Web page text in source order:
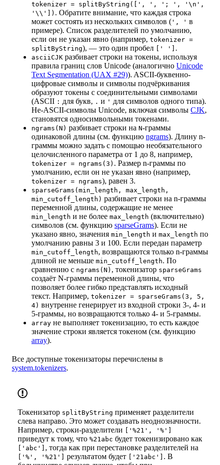
tokenizer = splitByString([', ', '; ', '\n',
'\\']) . Обратите внимание, что каждая строка
может состоять из нескольких символов ( ', ' в
примере). Список разделителей по умолчанию,
если он не указан явно (например, tokenizer =
splitByString), — это один пробел [' '] .
asciiCJK разбивает строки на токены, используя
правила границ слов Unicode (аналогично Unicode
Text Segmentation (UAX #29)). ASCII-буквенно-
цифровые символы и символы подчёркивания
образуют токены с соединительными символами
(ASCII : для букв, . и ' для символов одного типа).
Не-ASCII-символы Unicode, включая символы CJK,
становятся односимвольными токенами.
ngrams(N) разбивает строки на N-граммы
одинаковой длины (см. функцию ngrams). Длину n-
граммы можно задать с помощью необязательного
целочисленного параметра от 1 до 8, например,
tokenizer = ngrams(3) . Размер n-граммы по
умолчанию, если он не указан явно (например,
tokenizer = ngrams), равен 3.
sparseGrams(min_length, max_length,
min_cutoff_length) разбивает строки на n-граммы
переменной длины, содержащие не менее
min_length и не более max_length (включительно)
символов (см. функцию sparseGrams). Если не
указано явно, значения min_length и max_length по
умолчанию равны 3 и 100. Если передан параметр
min_cutoff_length, возвращаются только n-граммы
длиной не меньше min_cutoff_length. По
сравнению с ngrams(N) , токенизатор sparseGrams
создаёт N-граммы переменной длины, что
позволяет более гибко представлять исходный
текст. Например, tokenizer = sparseGrams(3, 5,
4) внутренне генерирует из входной строки 3-, 4- и
5-граммы, но возвращаются только 4- и 5-граммы.
array не выполняет токенизацию, то есть каждое
значение строки является токеном (см. функцию
array).
Все доступные токенизаторы перечислены в
system.tokenizers.
Токенизатор splitByString применяет разделители
слева направо. Это может создавать неоднозначности.
Например, строки-разделители
['%21', '%']
приведут к тому, что %21abc будет токенизировано как
['abc'] , тогда как при перестановке разделителей на
['%', '%21'] результатом будет ['21abc'] . В